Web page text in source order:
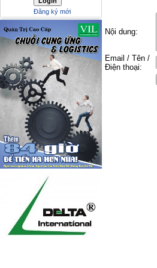
Đăng ký mới
Nội dung:
Email / Tên /
Điện thoại: